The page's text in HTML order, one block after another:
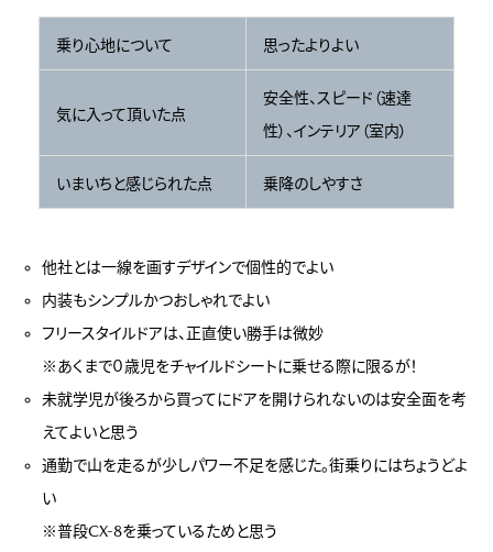
乗り心地について 思ったよりよい
気に入って頂いた点
安全性、スピード（速達
性）、インテリア（室内）
いまいちと感じられた点 乗降のしやすさ
他社とは一線を画すデザインで個性的でよい
内装もシンプルかつおしゃれでよい
フリースタイルドアは、正直使い勝手は微妙
※あくまで０歳児をチャイルドシートに乗せる際に限るが！
未就学児が後ろから買ってにドアを開けられないのは安全面を考
えてよいと思う
通勤で山を走るが少しパワー不足を感じた。街乗りにはちょうどよ
い
※普段CX-8を乗っているためと思う